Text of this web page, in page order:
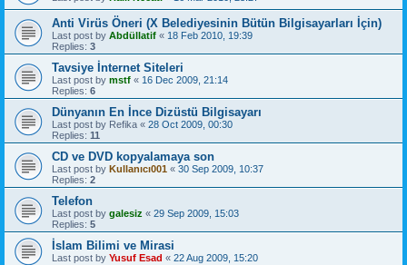
Anti Virüs Öneri (X Belediyesinin Bütün Bilgisayarları İçin)
Last post by Abdüllatif « 18 Feb 2010, 19:39
Replies: 3
Tavsiye İnternet Siteleri
Last post by mstf « 16 Dec 2009, 21:14
Replies: 6
Dünyanın En İnce Dizüstü Bilgisayarı
Last post by Refika « 28 Oct 2009, 00:30
Replies: 11
CD ve DVD kopyalamaya son
Last post by Kullanıcı001 « 30 Sep 2009, 10:37
Replies: 2
Telefon
Last post by galesiz « 29 Sep 2009, 15:03
Replies: 5
İslam Bilimi ve Mirasi
Last post by Yusuf Esad « 22 Aug 2009, 15:20